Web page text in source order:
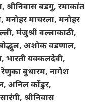
श्रीनिवास बडगु, रमाकांत
मनोहर माचरला, मनोहर
मंजुश्री वल्लाकाठी,
बोद्धुल, अशोक वडणाल,
भारती यक्कलदेवी,
बुधारम, नागेश
अनिल कोंडुर,
श्रीनिवास